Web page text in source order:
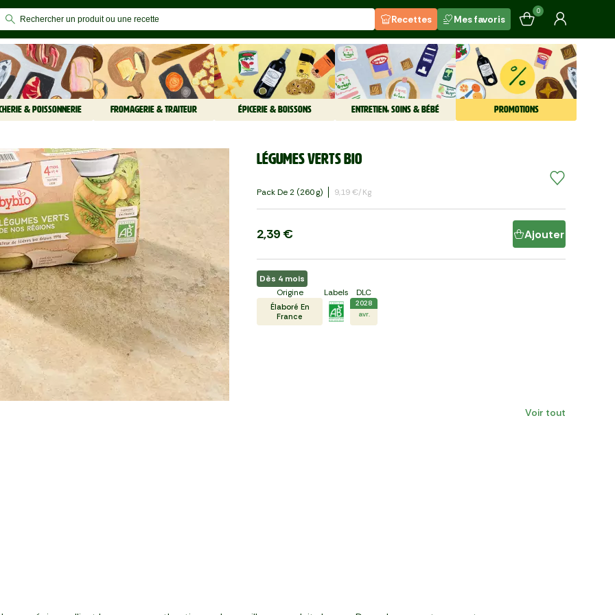
Recettes Mes favoris
0
& POISSONNERIE FROMAGERIE & TRAITEUR ÉPICERIE & BOISSONS ENTRETIEN, SOINS & BÉBÉ PROMOTIONS
Légumes verts BIO
Pack De 2 (260 G) 9,19 €/kg
2,39 € Ajouter
Dès 4 mois
Origine
Élaboré En
France
Labels DLC
2028
avr.
Voir tout